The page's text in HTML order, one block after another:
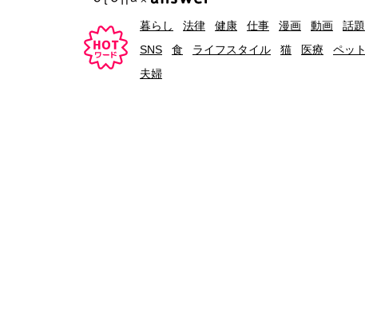
暮らし 法律 健康 仕事 漫画 動画 話題
SNS
食 ライフスタイル 猫 医療 ペット
夫婦